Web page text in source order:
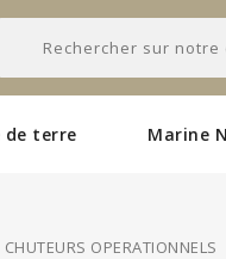
de terre Marine
CHUTEURS OPERATIONNELS